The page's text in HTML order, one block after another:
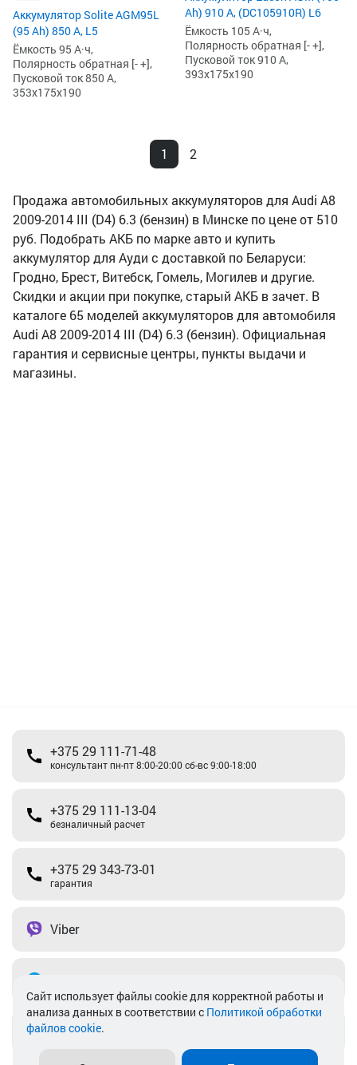
Аккумулятор Solite AGM95L
(95 Ah) 850 А, L5
Ёмкость 95 А·ч,
Полярность обратная [- +],
Пусковой ток 850 А,
353x175x190
Ah) 910 А, (DC105910R) L6
Ёмкость 105 А·ч,
Полярность обратная [- +],
Пусковой ток 910 А,
393x175x190
1 2
Продажа автомобильных аккумуляторов для Audi A8
2009-2014 III (D4) 6.3 (бензин) в Минске по цене от 510
руб. Подобрать АКБ по марке авто и купить
аккумулятор для Ауди с доставкой по Беларуси:
Гродно, Брест, Витебск, Гомель, Могилев и другие.
Скидки и акции при покупке, старый АКБ в зачет. В
каталоге 65 моделей аккумуляторов для автомобиля
Audi A8 2009-2014 III (D4) 6.3 (бензин). Официальная
гарантия и сервисные центры, пункты выдачи и
магазины.
+375 29 111-71-48
консультант пн-пт 8:00-20:00 сб-вс 9:00-18:00
+375 29 111-13-04
безналичный расчет
+375 29 343-73-01
гарантия
Viber
info@akkamulik.by
Cайт использует файлы cookie для корректной работы и
анализа данных в соответствии с Политикой обработки
файлов cookie.